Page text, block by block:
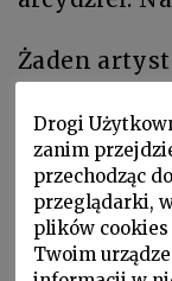
Żaden
stylu ex
estetyka
i wpływów
Drogi
zanim
przechodząc
przeglądarki,
plików
Twoim